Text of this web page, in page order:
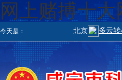
网上赌搏十大
今天是：